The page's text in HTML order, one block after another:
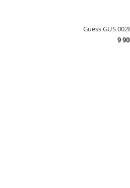
Guess GUS
9